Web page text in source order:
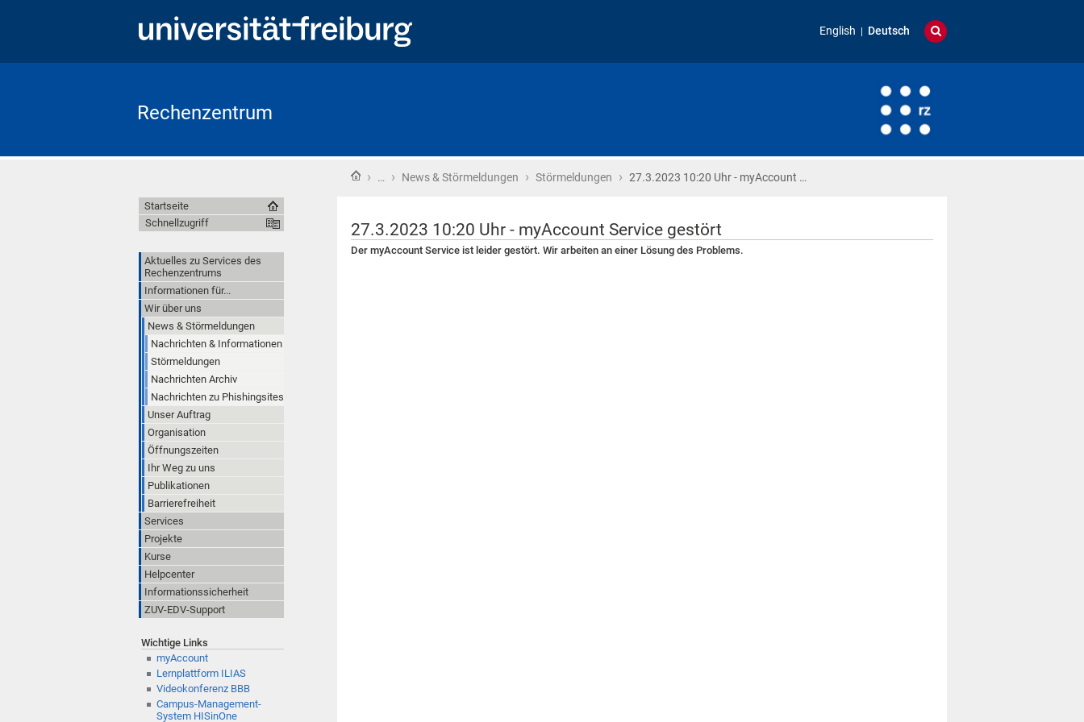
English Deutsch
Rechenzentrum
Startseite
› … › News & Störmeldungen › Störmeldungen › 27.3.2023 10:20 Uhr - myAccount …
27.3.2023 10:20 Uhr - myAccount Service gestört
Der myAccount Service ist leider gestört. Wir arbeiten an einer Lösung des Problems.
Startseite
Schnellzugriff
Aktuelles zu Services des
Rechenzentrums
Informationen für...
Wir über uns
News & Störmeldungen
Nachrichten & Informationen
Störmeldungen
Nachrichten Archiv
Nachrichten zu Phishingsites
Unser Auftrag
Organisation
Öffnungszeiten
Ihr Weg zu uns
Publikationen
Barrierefreiheit
Services
Projekte
Kurse
Helpcenter
Informationssicherheit
ZUV-EDV-Support
Wichtige Links
myAccount
Lernplattform ILIAS
Videokonferenz BBB
Campus-Management-
System HISinOne